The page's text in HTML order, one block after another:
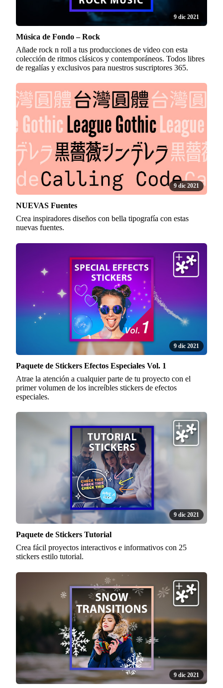
9 dic 2021
Música de Fondo – Rock
Añade rock n roll a tus producciones de video con esta
colección de ritmos clásicos y contemporáneos. Todos libres
de regalías y exclusivos para nuestros suscriptores 365.
9 dic 2021
NUEVAS Fuentes
Crea inspiradores diseños con bella tipografía con estas
nuevas fuentes.
9 dic 2021
Paquete de Stickers Efectos Especiales Vol. 1
Atrae la atención a cualquier parte de tu proyecto con el
primer volumen de los increíbles stickers de efectos
especiales.
9 dic 2021
Paquete de Stickers Tutorial
Crea fácil proyectos interactivos e informativos con 25
stickers estilo tutorial.
9 dic 2021